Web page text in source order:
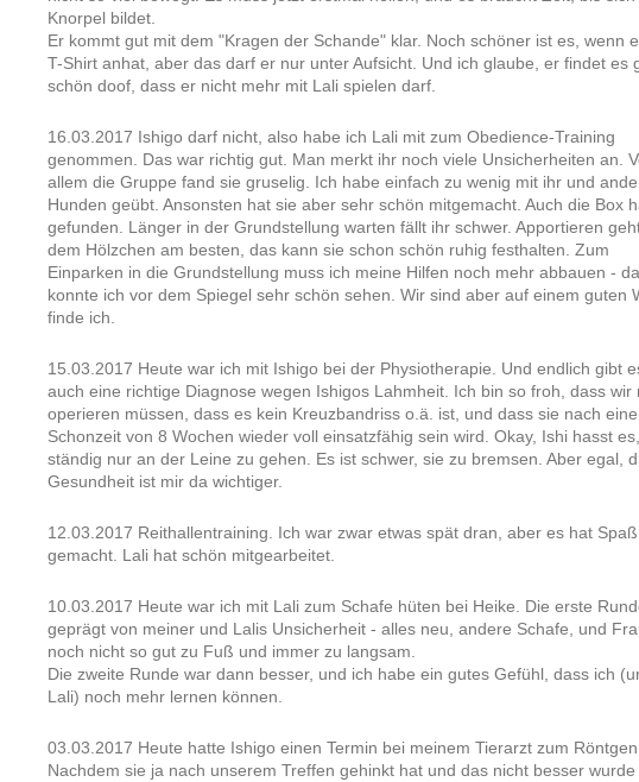
Knorpel bildet.
Er kommt gut mit dem "Kragen der Schande" klar. Noch schöner ist es, wenn
T-Shirt anhat, aber das darf er nur unter Aufsicht. Und ich glaube, er findet es
schön doof, dass er nicht mehr mit Lali spielen darf.
16.03.2017 Ishigo darf nicht, also habe ich Lali mit zum Obedience-Training
genommen. Das war richtig gut. Man merkt ihr noch viele Unsicherheiten an.
allem die Gruppe fand sie gruselig. Ich habe einfach zu wenig mit ihr und
Hunden geübt. Ansonsten hat sie aber sehr schön mitgemacht. Auch die Box
gefunden. Länger in der Grundstellung warten fällt ihr schwer. Apportieren
dem Hölzchen am besten, das kann sie schon schön ruhig festhalten. Zum
Einparken in die Grundstellung muss ich meine Hilfen noch mehr abbauen -
konnte ich vor dem Spiegel sehr schön sehen. Wir sind aber auf einem guten
finde ich.
15.03.2017 Heute war ich mit Ishigo bei der Physiotherapie. Und endlich gibt
auch eine richtige Diagnose wegen Ishigos Lahmheit. Ich bin so froh, dass wir
operieren müssen, dass es kein Kreuzbandriss o.ä. ist, und dass sie nach
Schonzeit von 8 Wochen wieder voll einsatzfähig sein wird. Okay, Ishi hasst es,
ständig nur an der Leine zu gehen. Es ist schwer, sie zu bremsen. Aber egal,
Gesundheit ist mir da wichtiger.
12.03.2017 Reithallentraining. Ich war zwar etwas spät dran, aber es hat Spaß
gemacht. Lali hat schön mitgearbeitet.
10.03.2017 Heute war ich mit Lali zum Schafe hüten bei Heike. Die erste
geprägt von meiner und Lalis Unsicherheit - alles neu, andere Schafe, und
noch nicht so gut zu Fuß und immer zu langsam.
Die zweite Runde war dann besser, und ich habe ein gutes Gefühl, dass ich
Lali) noch mehr lernen können.
03.03.2017 Heute hatte Ishigo einen Termin bei meinem Tierarzt zum Röntgen.
Nachdem sie ja nach unserem Treffen gehinkt hat und das nicht besser wurde